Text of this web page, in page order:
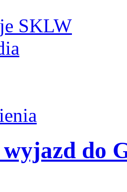
SKLW
do